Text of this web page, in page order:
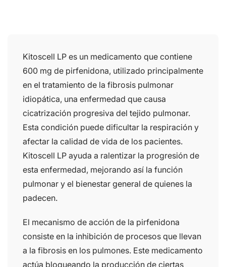
Kitoscell LP es un medicamento que contiene
600 mg de pirfenidona, utilizado principalmente
en el tratamiento de la fibrosis pulmonar
idiopática, una enfermedad que causa
cicatrización progresiva del tejido pulmonar.
Esta condición puede dificultar la respiración y
afectar la calidad de vida de los pacientes.
Kitoscell LP ayuda a ralentizar la progresión de
esta enfermedad, mejorando así la función
pulmonar y el bienestar general de quienes la
padecen.
El mecanismo de acción de la pirfenidona
consiste en la inhibición de procesos que llevan
a la fibrosis en los pulmones. Este medicamento
actúa bloqueando la producción de ciertas